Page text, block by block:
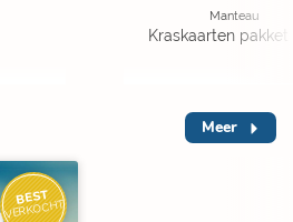
Manteau
Kraskaarten pakket
Meer
BEST
VERKOCHT